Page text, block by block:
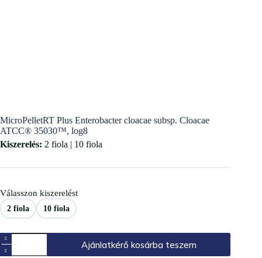
MicroPelletRT Plus Enterobacter cloacae subsp. Cloacae
ATCC® 35030™, log8
Kiszerelés: 2 fiola | 10 fiola
Válasszon kiszerelést
2 fiola 10 fiola
Ajánlatkérő kosárba teszem